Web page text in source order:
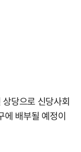
당으로 신당사회
에 배부될 예정이